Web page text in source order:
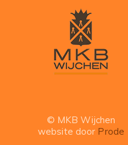
© MKB Wijchen
website door Prode